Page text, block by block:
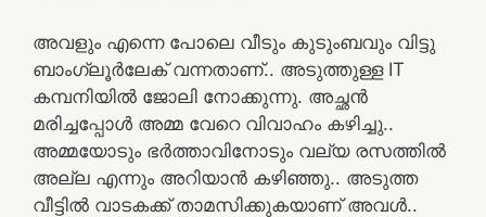
അവളും എന്നെ പോലെ വീടും കുടുംബവും വിട്ടു
ബാംഗ്ലൂർലേക് വന്നതാണ്.. അടുത്തുള്ള IT
കമ്പനിയിൽ ജോലി നോക്കുന്നു. അച്ഛൻ
മരിച്ചപ്പോൾ അമ്മ വേറെ വിവാഹം കഴിച്ചു..
അമ്മയോടും ഭർത്താവിനോടും വല്യ രസത്തിൽ
അല്ല എന്നും അറിയാൻ കഴിഞ്ഞു.. അടുത്ത
വീട്ടിൽ വാടകക്ക് താമസിക്കുകയാണ് അവൾ..